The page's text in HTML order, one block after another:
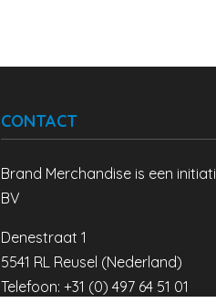
CONTACT
Brand Merchandise is een
BV
Denestraat 1
5541 RL Reusel (Nederland)
Telefoon: +31 (0) 497 64 51 01